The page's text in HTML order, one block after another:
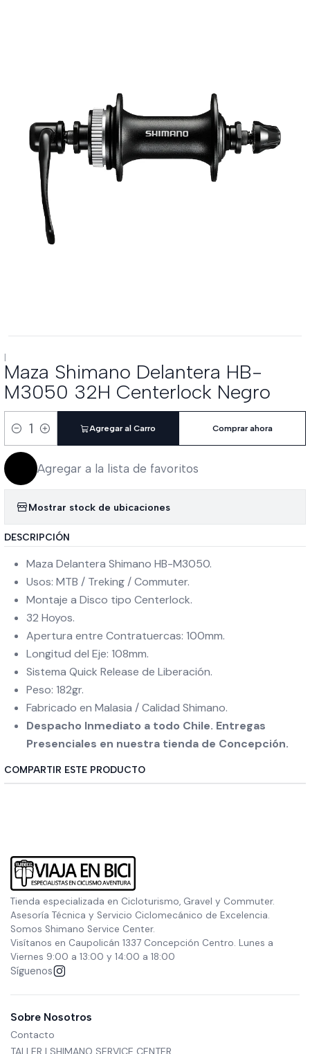
|
Maza Shimano Delantera HB-
M3050 32H Centerlock Negro
Cantidad
Agregar al Carro Comprar ahora
Agregar a la lista de favoritos
Mostrar stock de ubicaciones
DESCRIPCIÓN
Maza Delantera Shimano HB-M3050.
Usos: MTB / Treking / Commuter.
Montaje a Disco tipo Centerlock.
32 Hoyos.
Apertura entre Contratuercas: 100mm.
Longitud del Eje: 108mm.
Sistema Quick Release de Liberación.
Peso: 182gr.
Fabricado en Malasia / Calidad Shimano.
Despacho Inmediato a todo Chile. Entregas
Presenciales en nuestra tienda de Concepción.
COMPARTIR ESTE PRODUCTO
Tienda especializada en Cicloturismo, Gravel y Commuter.
Asesoría Técnica y Servicio Ciclomecánico de Excelencia.
Somos Shimano Service Center.
Visítanos en Caupolicán 1337 Concepción Centro. Lunes a
Viernes 9:00 a 13:00 y 14:00 a 18:00
Síguenos
Sobre Nosotros
Contacto
TALLER | SHIMANO SERVICE CENTER